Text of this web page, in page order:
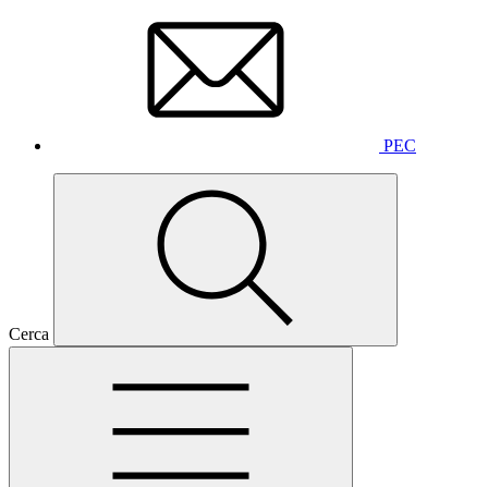
PEC
Cerca